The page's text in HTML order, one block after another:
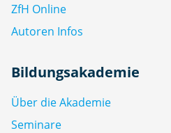
ZfH Online
Autoren Infos
Bildungsakademie
Über die Akademie
Seminare